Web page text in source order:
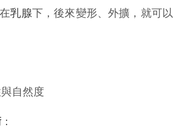
乳腺下，後來變形、外擴，就可以
自然度
：